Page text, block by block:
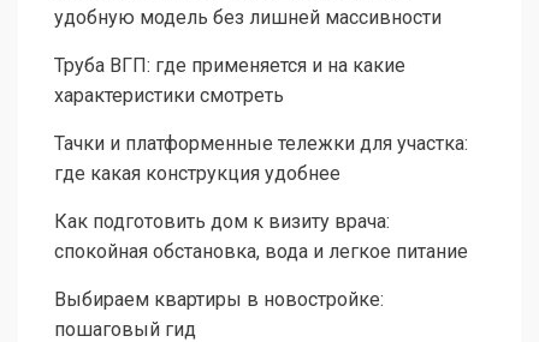
удобную модель без лишней массивности
Труба ВГП: где применяется и на какие
характеристики смотреть
Тачки и платформенные тележки для участка:
где какая конструкция удобнее
Как подготовить дом к визиту врача:
спокойная обстановка, вода и легкое питание
Выбираем квартиры в новостройке:
пошаговый гид